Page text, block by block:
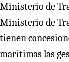
Ministerio de
Ministerio de
tienen
marítimas las